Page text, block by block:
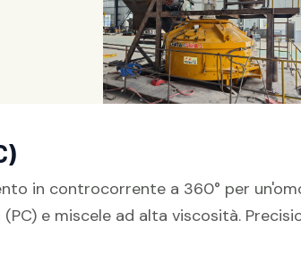
in controcorrente a 360° per
e miscele ad alta viscosità.